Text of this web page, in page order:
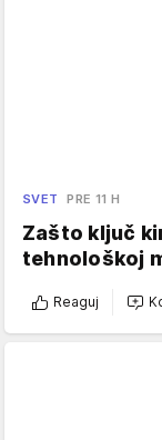
SVET PRE 11 H
Zašto ključ
tehnološkoj
Reaguj